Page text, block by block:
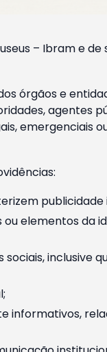
– Ibram e
órgãos e
agentes
emergenciais
elementos da
inclusive
informativos,